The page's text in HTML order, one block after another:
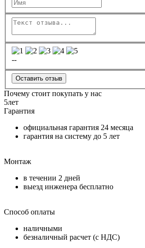
--
Оставить отзыв
Почему стоит покупать у нас
5лет
Гарантия
официальная гарантия 24 месяца
гарантия на систему до 5 лет
Монтаж
в течении 2 дней
выезд инженера бесплатно
Способ оплаты
наличными
безналичный расчет (с НДС)